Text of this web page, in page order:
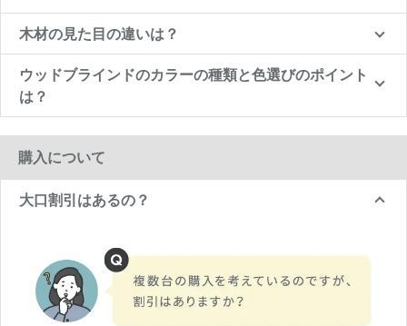
木材の見た目の違いは？
ウッドブラインドのカラーの種類と色選びのポイント
は？
購入について
大口割引はあるの？